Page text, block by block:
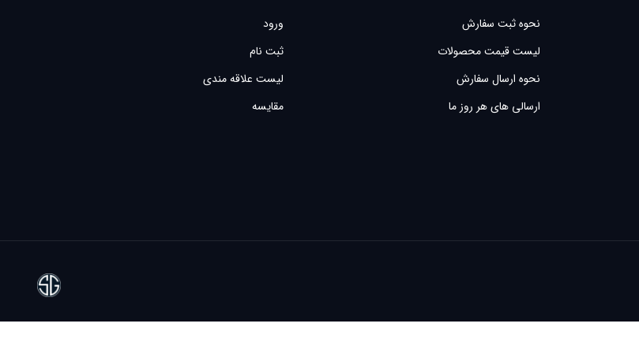
نحوه ثبت سفارش
لیست قیمت محصولات
نحوه ارسال سفارش
ارسالی های هر روز ما
ورود
ثبت نام
لیست علاقه مندی
مقایسه